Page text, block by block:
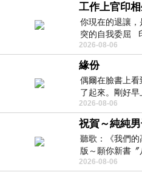
工作上官印
你現在的退讓
突的自我委屈
一步觀察，不會
2026-08-06
緣份
偶爾在臉書上
了起來。剛好
的貼文，在回顧
2026-08-06
祝賀～純純
聽歌：《我們的
版～願你新書
經在我的版留
2026-08-06